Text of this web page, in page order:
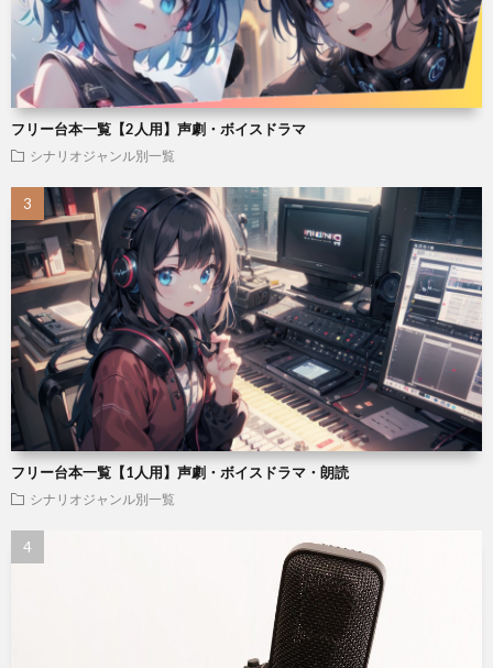
フリー台本一覧【2人用】声劇・ボイスドラマ
シナリオジャンル別一覧
フリー台本一覧【1人用】声劇・ボイスドラマ・朗読
シナリオジャンル別一覧